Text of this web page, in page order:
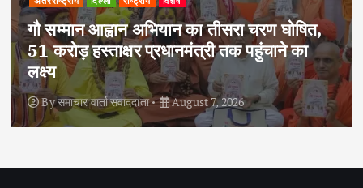
अपराध दिल्ली राष्ट्रीय
दोहरे हत्याकांड का वांछित आरोपी क्राइम ब्रांच के
हत्थे चढ़ा, नौ आपराधिक मामलों में रहा है शामिल
Byसमाचार वार्ता संवाददाता August 6, 2026